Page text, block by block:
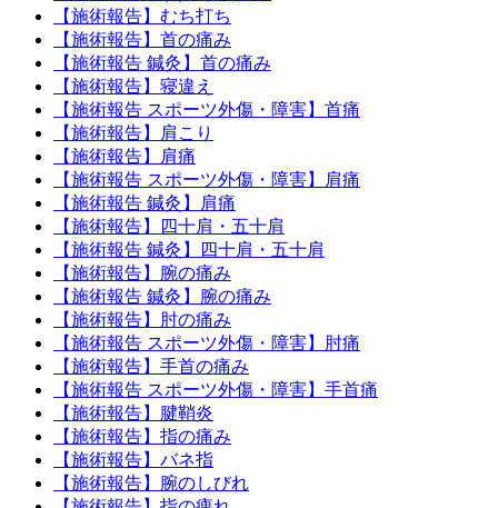
【施術報告】むち打ち
【施術報告】首の痛み
【施術報告 鍼灸】首の痛み
【施術報告】寝違え
【施術報告 スポーツ外傷・障害】首痛
【施術報告】肩こり
【施術報告】肩痛
【施術報告 スポーツ外傷・障害】肩痛
【施術報告 鍼灸】肩痛
【施術報告】四十肩・五十肩
【施術報告 鍼灸】四十肩・五十肩
【施術報告】腕の痛み
【施術報告 鍼灸】腕の痛み
【施術報告】肘の痛み
【施術報告 スポーツ外傷・障害】肘痛
【施術報告】手首の痛み
【施術報告 スポーツ外傷・障害】手首痛
【施術報告】腱鞘炎
【施術報告】指の痛み
【施術報告】バネ指
【施術報告】腕のしびれ